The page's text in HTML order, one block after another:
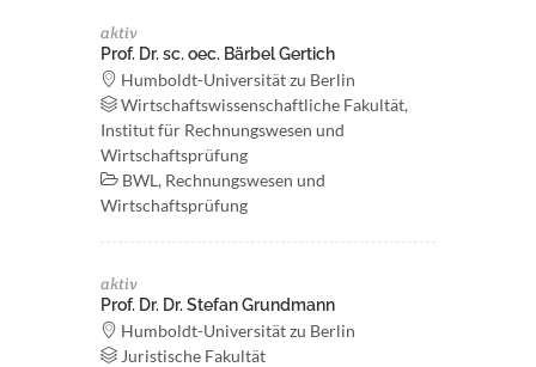
aktiv
Prof. Dr. sc. oec. Bärbel Gertich
Humboldt-Universität zu Berlin
Wirtschaftswissenschaftliche Fakultät,
Institut für Rechnungswesen und
Wirtschaftsprüfung
BWL, Rechnungswesen und
Wirtschaftsprüfung
aktiv
Prof. Dr. Dr. Stefan Grundmann
Humboldt-Universität zu Berlin
Juristische Fakultät